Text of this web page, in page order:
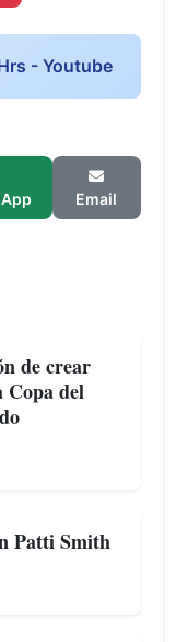
- Youtube
Email
de crear
del
Patti Smith